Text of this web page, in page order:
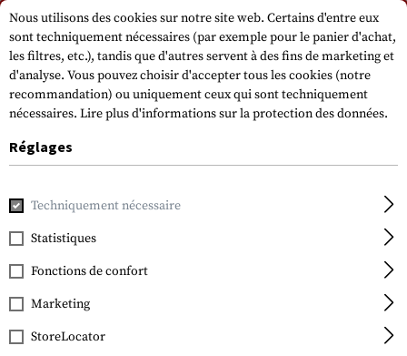
Veuillez noter que les délais de livraison peuvent varier en raison d'un jour
férié sur 15.08.2026.
Accueil Equipement Tactique Holsters de
Blackhawk
SERPA Holster for Glock
17 / 19 / 22 / 23 / 31 / 32
Nous utilisons des cookies sur notre site web. Certains d'entre eux
sont techniquement nécessaires (par exemple pour le panier d'achat,
les filtres, etc.), tandis que d'autres servent à des fins de marketing et
d'analyse. Vous pouvez choisir d'accepter tous les cookies (notre
recommandation) ou uniquement ceux qui sont techniquement
nécessaires. Lire plus d'informations sur la protection des données.
Réglages
Techniquement nécessaire
Statistiques
Fonctions de confort
Marketing
StoreLocator